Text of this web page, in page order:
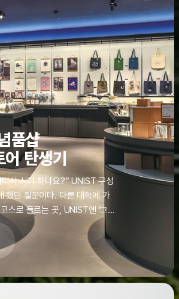
품샵
어 탄생기
서 사야 하나요?” UNIST 구성
했던 질문이다. 다른 대학에 가
스로 들르는 곳, UNIST엔 ‘그
방을 왔던 고등학생도, 자녀를 방
손으로 돌려보내야 했던 아쉬움
크 스토어(UNIQUE
지난해 11월 문을 열었다.